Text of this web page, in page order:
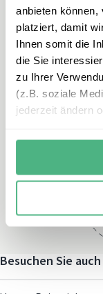
anbieten können,
platziert, damit
Ihnen somit die
die Sie
zu Ihrer
(z.B. soziale
jederzeit ändern
Besuchen Sie auch